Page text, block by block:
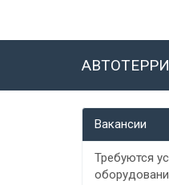
Вакансии
Требуются